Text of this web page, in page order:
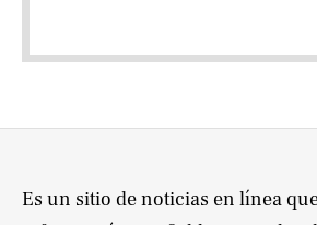
Es un sitio de noticias en línea